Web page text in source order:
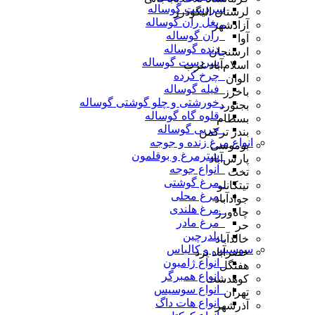
سردست گوساله
ـ بغل ران گوساله
_ران گوساله
_دنده گوساله
_سردست گوساله
_چرخ کرده
_فیله گوساله
_خورشتی و چلو گوشتی گوساله
_قلوه گاه گوساله
_چربی گوساله
انواع مرغ زنده و جوجه
_شترمرغ و بوقلمون
_انواع جوجه
_مرغ گوشتی
_مرغ محلی
_مرغ هلندی
_مرغ مادر
_بلدرچین
سوسیس و کالباس
_انواع ژامبون
_انواع همبرگر
_انواع سوسیس
_انواع هات داگ
لرستان الیگودرز
آزادشهر
آوا
ارسنجان
اسلام‌آباد غرب
الوان
باخرز
بجنورد
بسطام
بندر ترکمن
بوموسی
پارس‌آباد
تخت
تیتکانلو
جوادآباد
چاه‌ورز
حر
خالدآباد
خضرآباد یزد
هفتگل
کوهدشت
تهران
آذرشهر